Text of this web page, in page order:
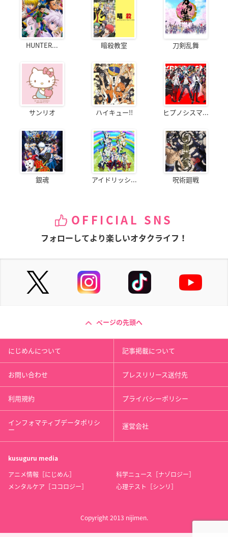
HUNTER... 暗殺教室 刀剣乱舞
サンリオ ハイキュー!! ヒプノシスマ...
銀魂 アイドリッシ... 呪術廻戦
OFFICIAL SNS
フォローしてより楽しいオタクライフ！
ページの先頭へ
にじめんについて 記事掲載について
お問い合わせ プレスリリース送付先
利用規約 プライバシーポリシー
インフォマティブデータポリシ
ー 運営会社
kusuguru media
アニメ情報［にじめん］
科学ニュース［ナゾロジー］
メンタルケア［ココロジー］
心理テスト［シンリ］
Copyright 2013 nijimen.